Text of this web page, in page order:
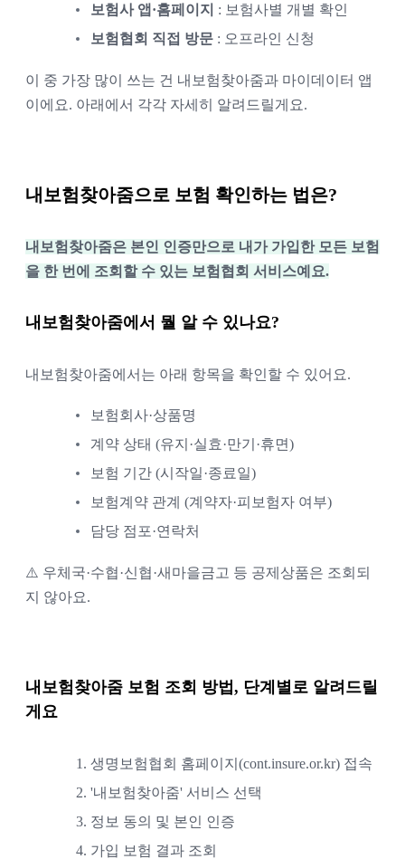
보험사 앱·홈페이지 : 보험사별 개별 확인
보험협회 직접 방문 : 오프라인 신청
이 중 가장 많이 쓰는 건 내보험찾아줌과 마이데이터 앱
이에요. 아래에서 각각 자세히 알려드릴게요.
내보험찾아줌으로 보험 확인하는 법은?
내보험찾아줌은 본인 인증만으로 내가 가입한 모든 보험
을 한 번에 조회할 수 있는 보험협회 서비스예요.
내보험찾아줌에서 뭘 알 수 있나요?
내보험찾아줌에서는 아래 항목을 확인할 수 있어요.
보험회사·상품명
계약 상태 (유지·실효·만기·휴면)
보험 기간 (시작일·종료일)
보험계약 관계 (계약자·피보험자 여부)
담당 점포·연락처
⚠️ 우체국·수협·신협·새마을금고 등 공제상품은 조회되
지 않아요.
내보험찾아줌 보험 조회 방법, 단계별로 알려드릴
게요
1. 생명보험협회 홈페이지(cont.insure.or.kr) 접속
2. '내보험찾아줌' 서비스 선택
3. 정보 동의 및 본인 인증
4. 가입 보험 결과 조회